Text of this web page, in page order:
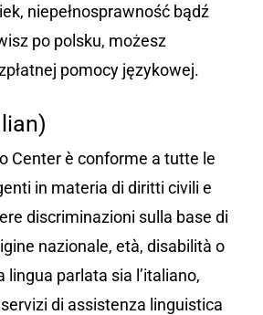
niepełnosprawność bądź
po polsku, możesz
pomocy językowej.
Center è conforme a tutte le
in materia di diritti civili e
discriminazioni sulla base di
nazionale, età, disabilità o
lingua parlata sia l’italiano,
di assistenza linguistica